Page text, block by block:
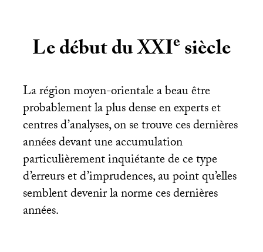
Le début duXXIe siècle
La région moyen-orientale a beau être
probablement la plus dense en experts et
centres d’analyses, on se trouve ces dernières
années devant une accumulation
particulièrement inquiétante de ce type
d’erreurs et d’imprudences, au point qu’elles
semblent devenir la norme ces dernières
années.